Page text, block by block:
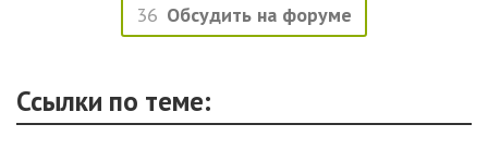
36 Обсудить на форуме
Ссылки по теме: